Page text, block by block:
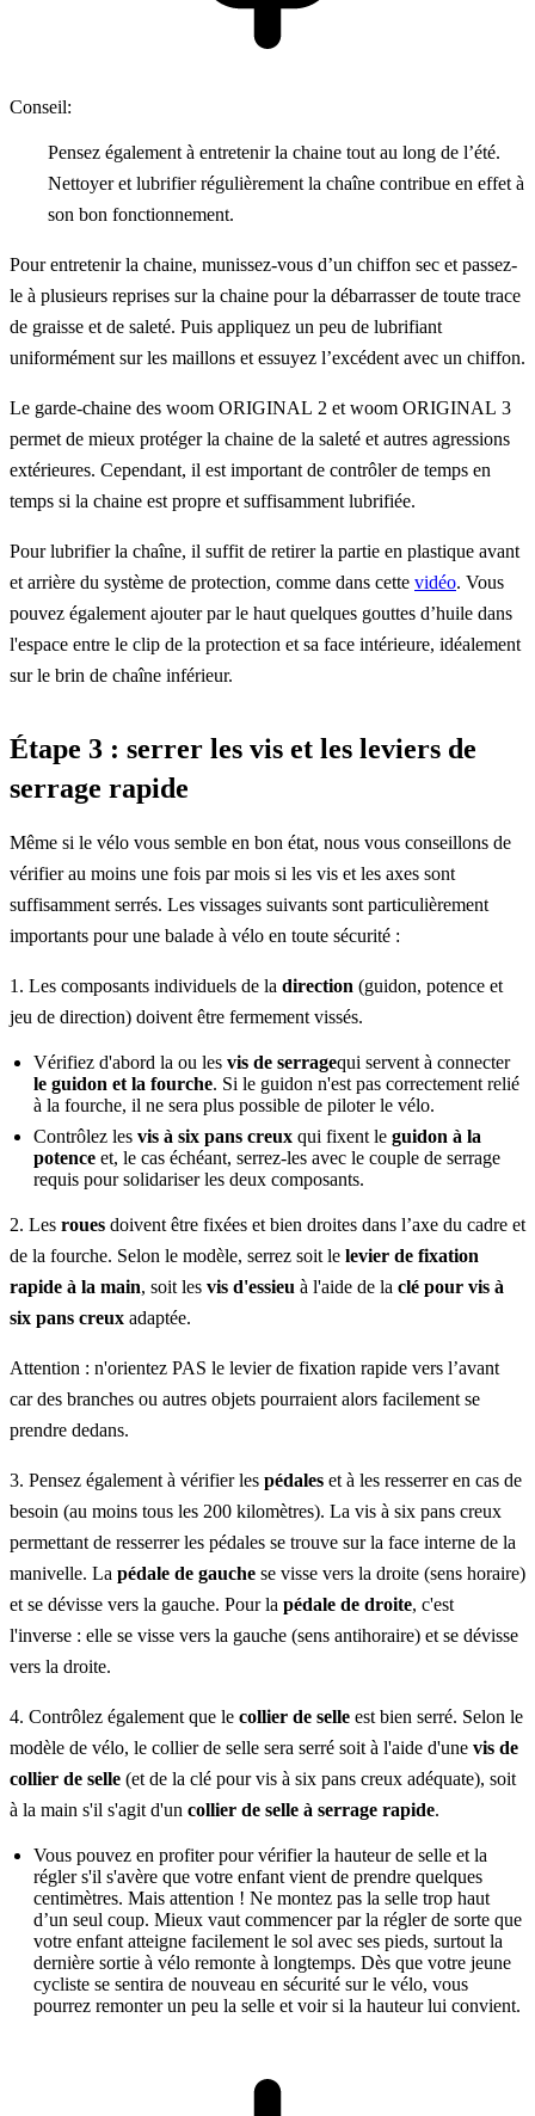
Conseil:
Pensez également à entretenir la chaine tout au long de l’été.
Nettoyer et lubrifier régulièrement la chaîne contribue en effet à
son bon fonctionnement.
Pour entretenir la chaine, munissez-vous d’un chiffon sec et passez-
le à plusieurs reprises sur la chaine pour la débarrasser de toute trace
de graisse et de saleté. Puis appliquez un peu de lubrifiant
uniformément sur les maillons et essuyez l’excédent avec un chiffon.
Le garde-chaine des woom ORIGINAL 2 et woom ORIGINAL 3
permet de mieux protéger la chaine de la saleté et autres agressions
extérieures. Cependant, il est important de contrôler de temps en
temps si la chaine est propre et suffisamment lubrifiée.
Pour lubrifier la chaîne, il suffit de retirer la partie en plastique avant
et arrière du système de protection, comme dans cette vidéo. Vous
pouvez également ajouter par le haut quelques gouttes d’huile dans
l'espace entre le clip de la protection et sa face intérieure, idéalement
sur le brin de chaîne inférieur.
Étape 3 : serrer les vis et les leviers de
serrage rapide
Même si le vélo vous semble en bon état, nous vous conseillons de
vérifier au moins une fois par mois si les vis et les axes sont
suffisamment serrés. Les vissages suivants sont particulièrement
importants pour une balade à vélo en toute sécurité :
1. Les composants individuels de la direction (guidon, potence et
jeu de direction) doivent être fermement vissés.
Vérifiez d'abord la ou les vis de serragequi servent à connecter
le guidon et la fourche. Si le guidon n'est pas correctement relié
à la fourche, il ne sera plus possible de piloter le vélo.
Contrôlez les vis à six pans creux qui fixent le guidon à la
potence et, le cas échéant, serrez-les avec le couple de serrage
requis pour solidariser les deux composants.
2. Les roues doivent être fixées et bien droites dans l’axe du cadre et
de la fourche. Selon le modèle, serrez soit le levier de fixation
rapide à la main, soit les vis d'essieu à l'aide de la clé pour vis à
six pans creux adaptée.
Attention : n'orientez PAS le levier de fixation rapide vers l’avant
car des branches ou autres objets pourraient alors facilement se
prendre dedans.
3. Pensez également à vérifier les pédales et à les resserrer en cas de
besoin (au moins tous les 200 kilomètres). La vis à six pans creux
permettant de resserrer les pédales se trouve sur la face interne de la
manivelle. La pédale de gauche se visse vers la droite (sens horaire)
et se dévisse vers la gauche. Pour la pédale de droite, c'est
l'inverse : elle se visse vers la gauche (sens antihoraire) et se dévisse
vers la droite.
4. Contrôlez également que le collier de selle est bien serré. Selon le
modèle de vélo, le collier de selle sera serré soit à l'aide d'une vis de
collier de selle (et de la clé pour vis à six pans creux adéquate), soit
à la main s'il s'agit d'un collier de selle à serrage rapide.
Vous pouvez en profiter pour vérifier la hauteur de selle et la
régler s'il s'avère que votre enfant vient de prendre quelques
centimètres. Mais attention ! Ne montez pas la selle trop haut
d’un seul coup. Mieux vaut commencer par la régler de sorte que
votre enfant atteigne facilement le sol avec ses pieds, surtout la
dernière sortie à vélo remonte à longtemps. Dès que votre jeune
cycliste se sentira de nouveau en sécurité sur le vélo, vous
pourrez remonter un peu la selle et voir si la hauteur lui convient.